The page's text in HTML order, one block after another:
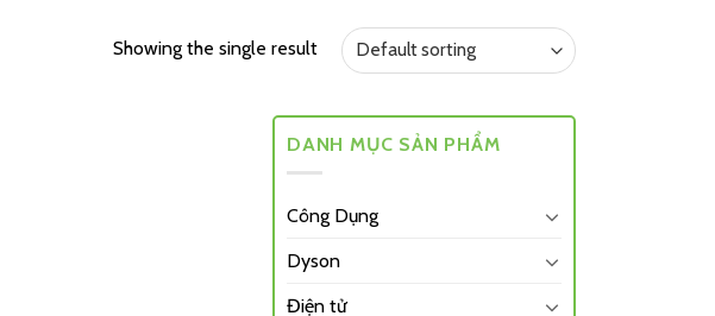
Showing the single result
DANH MỤC SẢN PHẨM
Công Dụng
Dyson
Điện tử